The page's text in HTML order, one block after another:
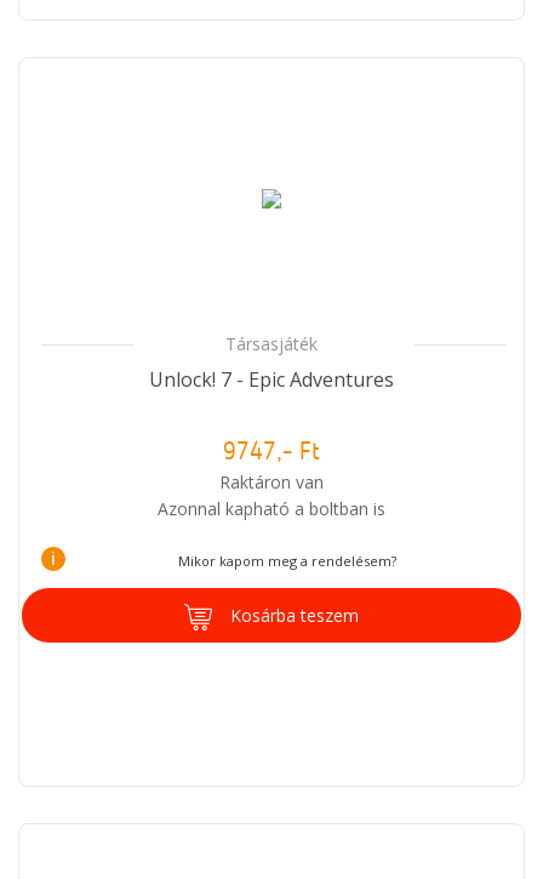
Társasjáték
Unlock! 7 - Epic Adventures
9747,- Ft
Raktáron van
Azonnal kapható a boltban is
i Mikor kapom meg a rendelésem?
Kosárba teszem